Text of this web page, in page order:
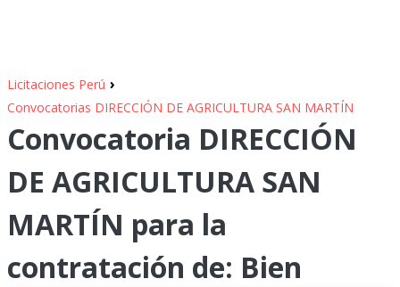
Licitaciones Perú ›
Convocatorias DIRECCIÓN DE AGRICULTURA SAN MARTÍN
Convocatoria DIRECCIÓN
DE AGRICULTURA SAN
MARTÍN para la
contratación de: Bien